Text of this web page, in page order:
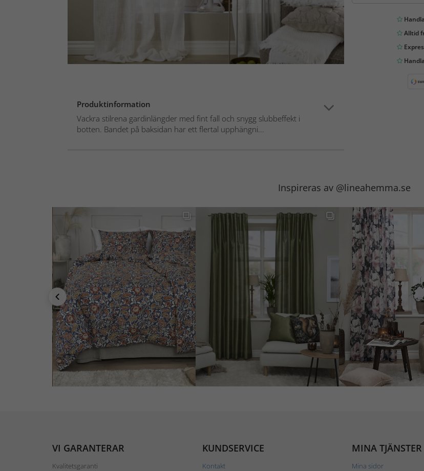
Produktinformation
Vackra stilrena gardinlängder med fint fall och snygg slubbeffekt i
botten. Bandet på baksidan har ett flertal upphängni...
Alltid
Inspireras av @lineahemma.se
VI GARANTERAR
Kvalitetsgaranti
KUNDSERVICE
Kontakt
MINA TJÄNSTER
Mina sidor